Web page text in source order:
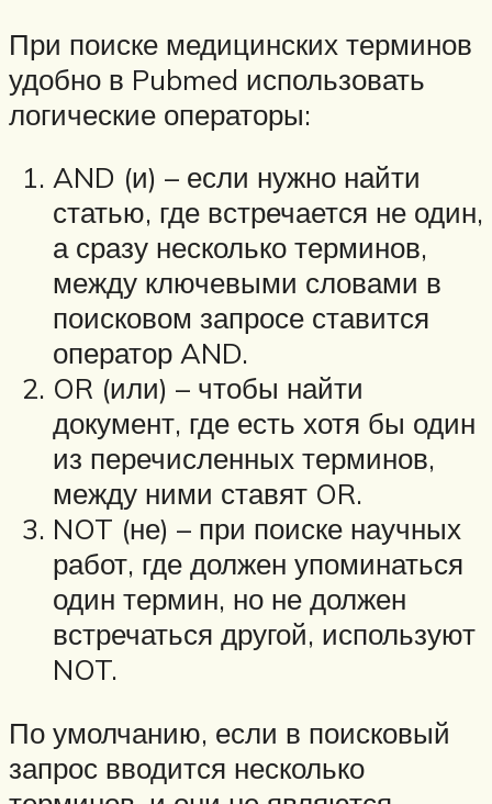
При поиске медицинских терминов
удобно в Pubmed использовать
логические операторы:
AND (и) – если нужно найти
статью, где встречается не один,
а сразу несколько терминов,
между ключевыми словами в
поисковом запросе ставится
оператор AND.
OR (или) – чтобы найти
документ, где есть хотя бы один
из перечисленных терминов,
между ними ставят OR.
NOT (не) – при поиске научных
работ, где должен упоминаться
один термин, но не должен
встречаться другой, используют
NOT.
По умолчанию, если в поисковый
запрос вводится несколько